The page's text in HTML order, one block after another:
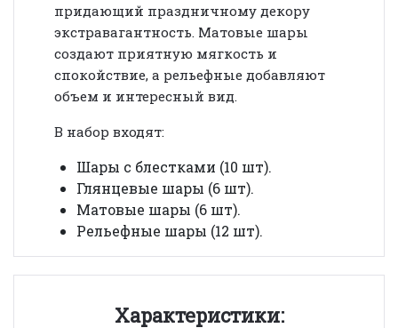
придающий праздничному декору
экстравагантность. Матовые шары
создают приятную мягкость и
спокойствие, а рельефные добавляют
объем и интересный вид.
В набор входят:
Шары с блестками (10 шт).
Глянцевые шары (6 шт).
Матовые шары (6 шт).
Рельефные шары (12 шт).
Характеристики: